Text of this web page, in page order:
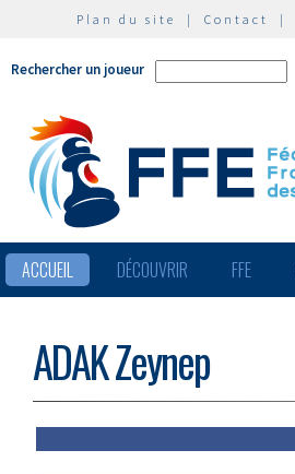
Plan du site | Contact |
Rechercher un joueur
ACCUEIL DÉCOUVRIR FFE
ADAK Zeynep